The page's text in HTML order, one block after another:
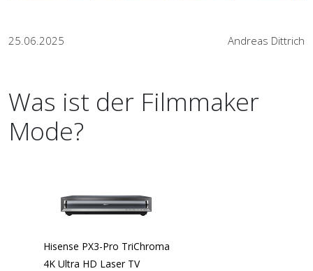
25.06.2025 Andreas Dittrich
Was ist der Filmmaker
Mode?
Hisense PX3-Pro TriChroma
4K Ultra HD Laser TV